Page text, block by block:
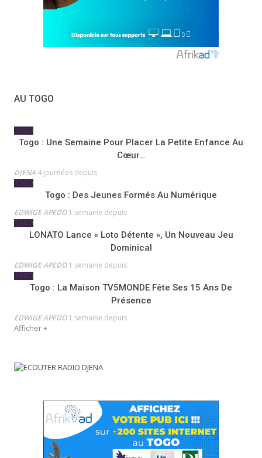
AU TOGO
TOGO
Togo : Une Semaine Pour Placer La Petite Enfance Au
Cœur…
DJENA 4 journées depuis
TOGO
Togo : Des Jeunes Formés Au Numérique
EDWIGE APEDO1 semaine depuis
TOGO
LONATO Lance « Loto Détente », Un Nouveau Jeu
Dominical
EDWIGE APEDO1 semaine depuis
TOGO
Togo : La Maison TV5MONDE Fête Ses 15 Ans De
Présence
EDWIGE APEDO1 semaine depuis
Afficher +